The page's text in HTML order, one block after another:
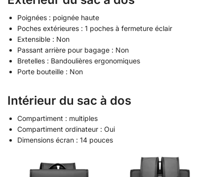
Poignées : poignée haute
Poches extérieures : 1 poches à fermeture éclair
Extensible : Non
Passant arrière pour bagage : Non
Bretelles : Bandoulières ergonomiques
Porte bouteille : Non
Intérieur du sac à dos
Compartiment : multiples
Compartiment ordinateur : Oui
Dimensions écran : 14 pouces